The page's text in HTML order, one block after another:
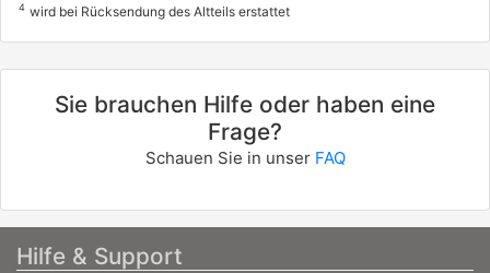
4 wird bei Rücksendung des Altteils erstattet
Sie brauchen Hilfe oder haben eine
Frage?
Schauen Sie in unser FAQ
Hilfe & Support